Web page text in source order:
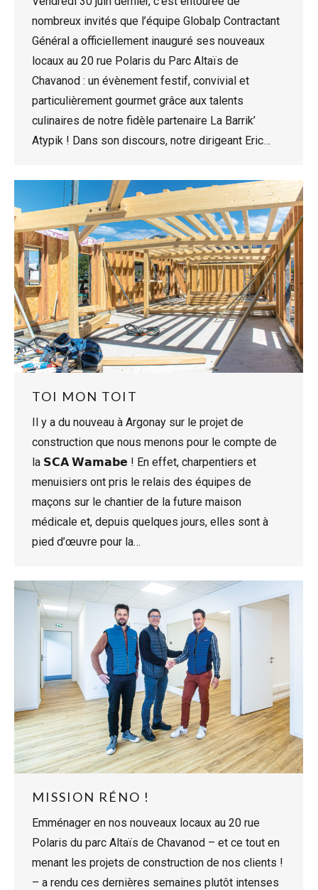
nombreux invités que l’équipe Globalp Contractant
Général a officiellement inauguré ses nouveaux
locaux au 20 rue Polaris du Parc Altaïs de
Chavanod : un évènement festif, convivial et
particulièrement gourmet grâce aux talents
culinaires de notre fidèle partenaire La Barrik’
Atypik ! Dans son discours, notre dirigeant Eric…
TOI MON TOIT
Il y a du nouveau à Argonay sur le projet de
construction que nous menons pour le compte de
la 𝗦𝗖𝗔 𝗪𝗮𝗺𝗮𝗯𝗲 ! En effet, charpentiers et
menuisiers ont pris le relais des équipes de
maçons sur le chantier de la future maison
médicale et, depuis quelques jours, elles sont à
pied d’œuvre pour la…
MISSION RÉNO !
Emménager en nos nouveaux locaux au 20 rue
Polaris du parc Altaïs de Chavanod – et ce tout en
menant les projets de construction de nos clients !
– a rendu ces dernières semaines plutôt intenses